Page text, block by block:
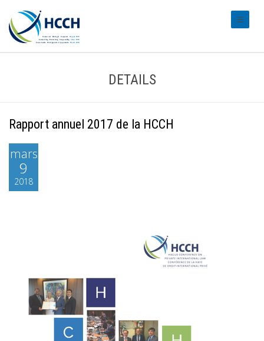
DETAILS
Rapport annuel 2017 de la HCCH
mars
9
2018